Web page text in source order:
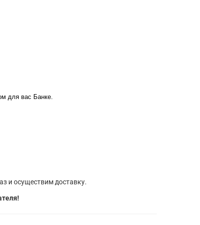
для вас Банке.
и осуществим доставку.